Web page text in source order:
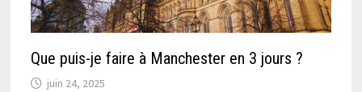
Que puis-je faire à Manchester en 3 jours ?
juin 24, 2025